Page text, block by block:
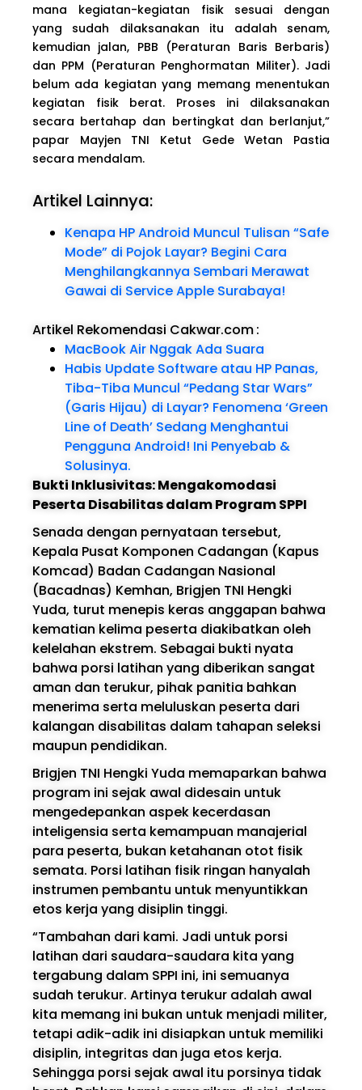
mana kegiatan-kegiatan fisik sesuai dengan
yang sudah dilaksanakan itu adalah senam,
kemudian jalan, PBB (Peraturan Baris Berbaris)
dan PPM (Peraturan Penghormatan Militer). Jadi
belum ada kegiatan yang memang menentukan
kegiatan fisik berat. Proses ini dilaksanakan
secara bertahap dan bertingkat dan berlanjut,”
papar Mayjen TNI Ketut Gede Wetan Pastia
secara mendalam.
Artikel Lainnya:
Kenapa HP Android Muncul Tulisan “Safe
Mode” di Pojok Layar? Begini Cara
Menghilangkannya Sembari Merawat
Gawai di Service Apple Surabaya!
Artikel Rekomendasi Cakwar.com:
MacBook Air Nggak Ada Suara
Habis Update Software atau HP Panas,
Tiba-Tiba Muncul “Pedang Star Wars”
(Garis Hijau) di Layar? Fenomena ‘Green
Line of Death’ Sedang Menghantui
Pengguna Android! Ini Penyebab &
Solusinya.
Bukti Inklusivitas: Mengakomodasi
Peserta Disabilitas dalam Program SPPI
Senada dengan pernyataan tersebut,
Kepala Pusat Komponen Cadangan (Kapus
Komcad) Badan Cadangan Nasional
(Bacadnas) Kemhan, Brigjen TNI Hengki
Yuda, turut menepis keras anggapan bahwa
kematian kelima peserta diakibatkan oleh
kelelahan ekstrem. Sebagai bukti nyata
bahwa porsi latihan yang diberikan sangat
aman dan terukur, pihak panitia bahkan
menerima serta meluluskan peserta dari
kalangan disabilitas dalam tahapan seleksi
maupun pendidikan.
Brigjen TNI Hengki Yuda memaparkan bahwa
program ini sejak awal didesain untuk
mengedepankan aspek kecerdasan
inteligensia serta kemampuan manajerial
para peserta, bukan ketahanan otot fisik
semata. Porsi latihan fisik ringan hanyalah
instrumen pembantu untuk menyuntikkan
etos kerja yang disiplin tinggi.
“Tambahan dari kami. Jadi untuk porsi
latihan dari saudara-saudara kita yang
tergabung dalam SPPI ini, ini semuanya
sudah terukur. Artinya terukur adalah awal
kita memang ini bukan untuk menjadi militer,
tetapi adik-adik ini disiapkan untuk memiliki
disiplin, integritas dan juga etos kerja.
Sehingga porsi sejak awal itu porsinya tidak